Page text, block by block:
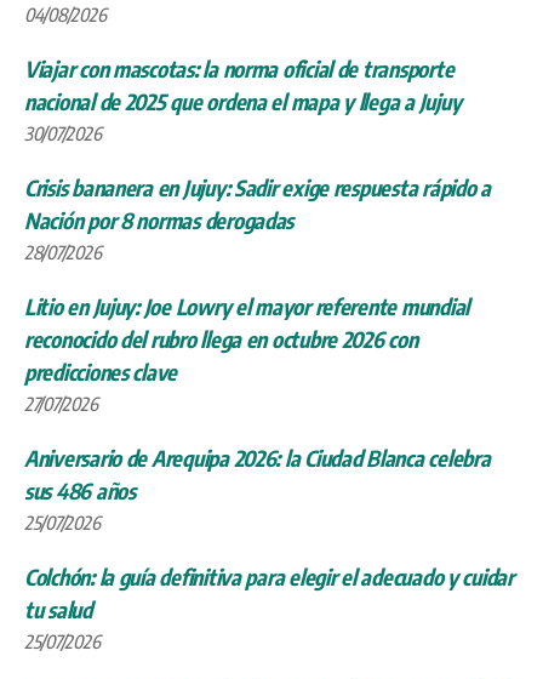
04/08/2026
Viajar con mascotas: la norma oficial de transporte
nacional de 2025 que ordena el mapa y llega a Jujuy
30/07/2026
Crisis bananera en Jujuy: Sadir exige respuesta rápido a
Nación por 8 normas derogadas
28/07/2026
Litio en Jujuy: Joe Lowry el mayor referente mundial
reconocido del rubro llega en octubre 2026 con
predicciones clave
27/07/2026
Aniversario de Arequipa 2026: la Ciudad Blanca celebra
sus 486 años
25/07/2026
Colchón: la guía definitiva para elegir el adecuado y cuidar
tu salud
25/07/2026